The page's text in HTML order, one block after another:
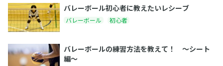
バレーボール初心者に教えたいレシーブ
バレーボール 初心者
バレーボールの練習方法を教えて！ 〜シート
編〜